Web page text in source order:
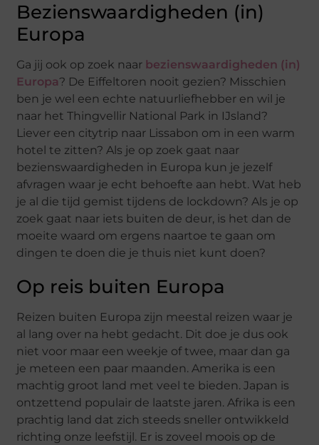
Bezienswaardigheden (in)
Europa
Ga jij ook op zoek naar bezienswaardigheden (in)
Europa? De Eiffeltoren nooit gezien? Misschien
ben je wel een echte natuurliefhebber en wil je
naar het Thingvellir National Park in IJsland?
Liever een citytrip naar Lissabon om in een warm
hotel te zitten? Als je op zoek gaat naar
bezienswaardigheden in Europa kun je jezelf
afvragen waar je echt behoefte aan hebt. Wat heb
je al die tijd gemist tijdens de lockdown? Als je op
zoek gaat naar iets buiten de deur, is het dan de
moeite waard om ergens naartoe te gaan om
dingen te doen die je thuis niet kunt doen?
Op reis buiten Europa
Reizen buiten Europa zijn meestal reizen waar je
al lang over na hebt gedacht. Dit doe je dus ook
niet voor maar een weekje of twee, maar dan ga
je meteen een paar maanden. Amerika is een
machtig groot land met veel te bieden. Japan is
ontzettend populair de laatste jaren. Afrika is een
prachtig land dat zich steeds sneller ontwikkeld
richting onze leefstijl. Er is zoveel moois op de